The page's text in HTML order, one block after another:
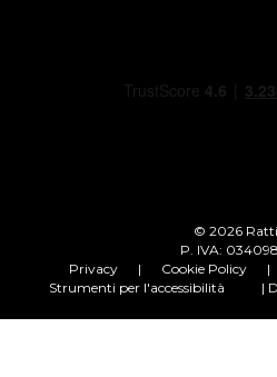
© 2026
P. IVA:
Privacy
| Cookie Policy |
Strumenti per l'accessibilità
|